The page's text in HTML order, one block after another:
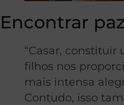
Encontrar
“Casar, constituir
filhos nos
mais intensa
Contudo, isso